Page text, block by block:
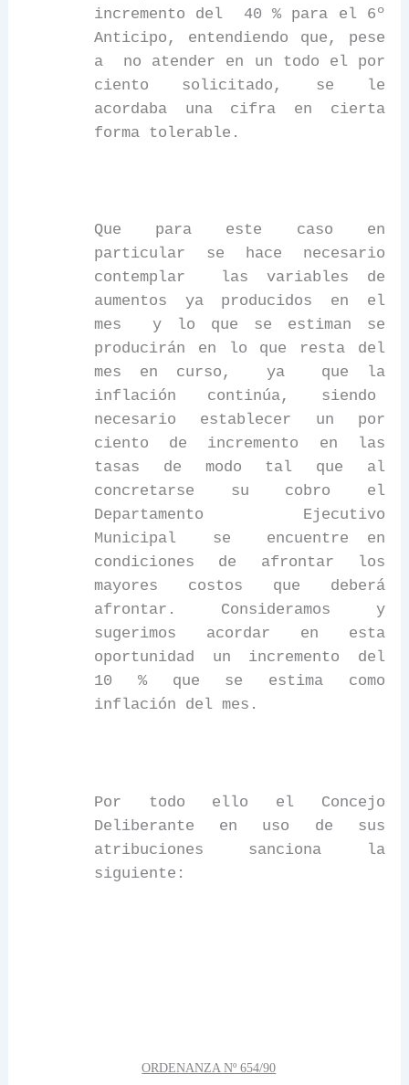
incremento del
40 % para el 6º
Anticipo, entendiendo que, pese
a
no atender en un todo el por
ciento solicitado, se le
acordaba una cifra en cierta
forma tolerable.
Que para este caso en
particular se hace necesario
contemplar
las variables de
aumentos ya producidos en el
mes
y lo que se estiman se
producirán en lo que resta del
mes en curso,
ya
que la
inflación
continúa,
siendo
necesario establecer un por
ciento de incremento en las
tasas de modo tal que al
concretarse su cobro el
Departamento
Ejecutivo
Municipal
se
encuentre en
condiciones
de afrontar
los
mayores costos que deberá
afrontar. Consideramos y
sugerimos acordar en esta
oportunidad un incremento del
10 % que se estima como
inflación del mes.
Por todo ello el Concejo
Deliberante en uso de sus
atribuciones sanciona la
siguiente:
ORDENANZA Nº 654/90